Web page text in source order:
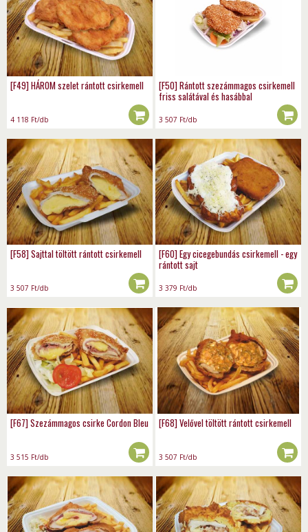
[F49] HÁROM szelet rántott csirkemell
4 118 Ft/db
[F50] Rántott szezámmagos csirkemell
friss salátával és hasábbal
3 507 Ft/db
[F58] Sajttal töltött rántott csirkemell
3 507 Ft/db
[F60] Egy cicegebundás csirkemell - egy
rántott sajt
3 379 Ft/db
[F67] Szezámmagos csirke Cordon Bleu
3 515 Ft/db
[F68] Velővel töltött rántott csirkemell
3 507 Ft/db